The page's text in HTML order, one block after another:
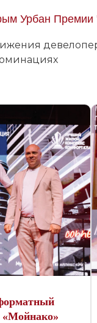
Урбан Премии
«Мойнако»